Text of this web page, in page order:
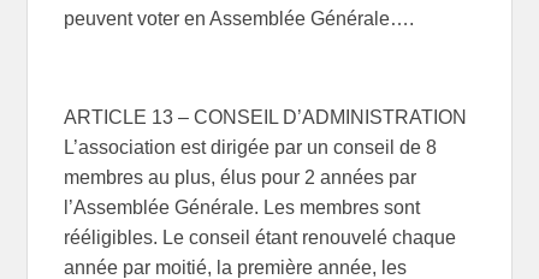
peuvent voter en Assemblée Générale….
ARTICLE 13 – CONSEIL D’ADMINISTRATION
L’association est dirigée par un conseil de 8
membres au plus, élus pour 2 années par
l’Assemblée Générale. Les membres sont
rééligibles. Le conseil étant renouvelé chaque
année par moitié, la première année, les